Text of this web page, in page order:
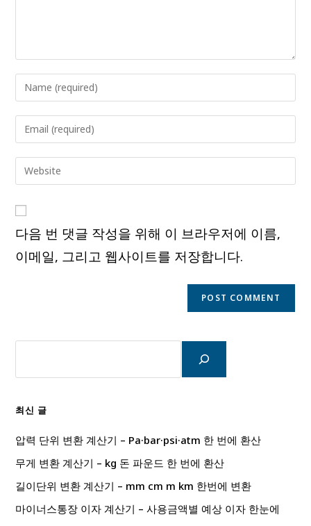
Enter
your
name
to
comment
Enter
your
email
address
comment
Enter
your
URL
(optional)
다음 번 댓글 작성을 위해 이 브라우저에 이름,
이메일, 그리고 웹사이트를 저장합니다.
최신 글
압력 단위 변환 계산기 – Pa·bar·psi·atm 한 번에 환산
무게 변환 계산기 – kg 돈 파운드 한 번에 환산
길이단위 변환 계산기 – mm cm m km 한번에 변환
마이너스통장 이자 계산기 – 사용금액별 예상 이자 한눈에